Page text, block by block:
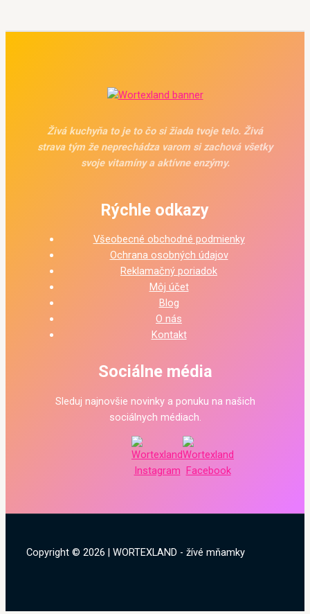
Živá kuchyňa to je to čo si žiada tvoje telo. Živá
strava tým že neprechádza varom si zachová všetky
svoje vitamíny a aktívne enzýmy.
Rýchle odkazy
Všeobecné obchodné podmienky
Ochrana osobných údajov
Reklamačný poriadok
Môj účet
Blog
O nás
Kontakt
Sociálne média
Sleduj najnovšie novinky a ponuku na našich
sociálnych médiach.
Copyright © 2026 | WORTEXLAND - žívé mňamky